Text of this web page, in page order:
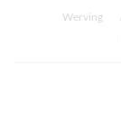
Werving